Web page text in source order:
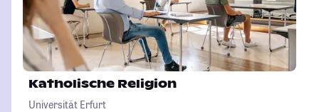
Katholische Religion
Universität Erfurt